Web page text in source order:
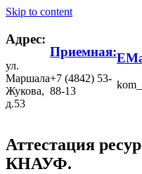
Skip to content
Адрес:
ул.
Маршала
Жукова,
д.53
Приемная:
+7 (4842) 53-
88-13
Аттестация
КНАУФ.